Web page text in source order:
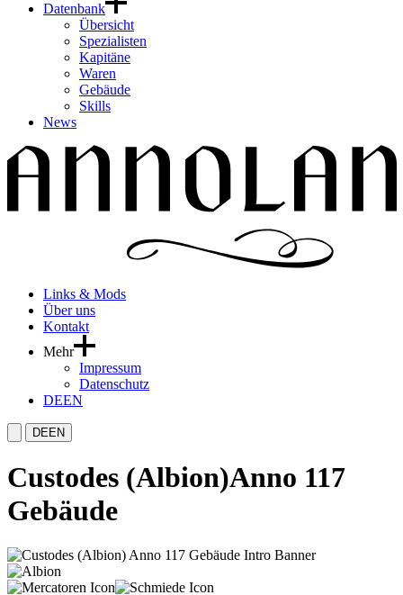
Datenbank
Übersicht
Spezialisten
Kapitäne
Waren
Gebäude
Skills
News
Links & Mods
Über uns
Kontakt
Mehr
Impressum
Datenschutz
DEEN
DEEN
Custodes (Albion)Anno 117
Gebäude